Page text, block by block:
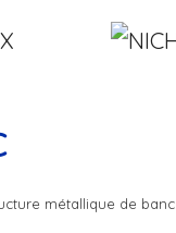
métallique de banc.